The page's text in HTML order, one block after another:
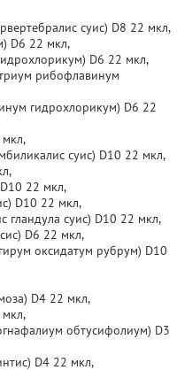
суис) D8 22 мкл,
D6 22 мкл,
D6 22 мкл,
рибофлавинум
гидрохлорикум) D6 22
суис) D10 22 мкл,
22 мкл,
D10 22 мкл,
гландула суис) D10 22 мкл,
D6 22 мкл,
оксидатум рубрум) D10
D4 22 мкл,
обтусифолиум) D3
D4 22 мкл,